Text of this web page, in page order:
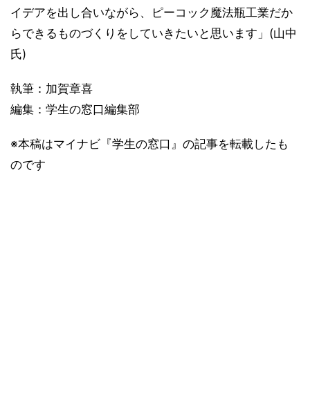
イデアを出し合いながら、ピーコック魔法瓶工業だか
らできるものづくりをしていきたいと思います」(山中
氏)
執筆：加賀章喜
編集：学生の窓口編集部
※本稿はマイナビ『学生の窓口』の記事を転載したも
のです